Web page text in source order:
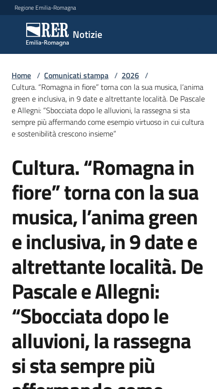
Vai al contenuto
Vai alla navigazione
Vai al footer
Regione Emilia-Romagna
Notizie
Notizie
Comunicati
stampa
Menu selezionato
Cerca
un
comunicato
Risorse
Agenzia
di
informazione
comunicazione
Seguici
Home / Comunicati stampa / 2026 /
Cultura. “Romagna in fiore” torna con la sua musica, l’anima
green e inclusiva, in 9 date e altrettante località. De Pascale
e Allegni: “Sbocciata dopo le alluvioni, la rassegna si sta
sempre più affermando come esempio virtuoso in cui cultura
e sostenibilità crescono insieme”
Salta al contenuto
Cultura. “Romagna in
fiore” torna con la sua
musica, l’anima green
e inclusiva, in 9 date e
altrettante località. De
Pascale e Allegni:
“Sbocciata dopo le
alluvioni, la rassegna
si sta sempre più